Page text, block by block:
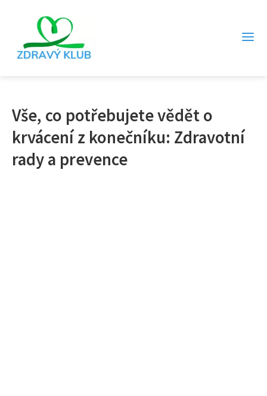
Vše, co potřebujete vědět o
krvácení z konečníku: Zdravotní
rady a prevence